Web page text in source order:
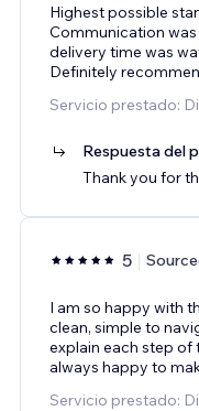
Highest possible
Communication
delivery time was
Definitely
Servicio prestado:
Respuesta del
Thank you for
5
I am so happy with
clean, simple to
explain each step
always happy to
Servicio prestado: